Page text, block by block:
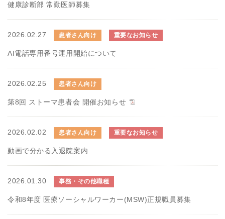
健康診断部 常勤医師募集
2026.02.27 患者さん向け 重要なお知らせ
AI電話専用番号運用開始について
2026.02.25 患者さん向け
第8回 ストーマ患者会 開催お知らせ
2026.02.02 患者さん向け 重要なお知らせ
動画で分かる入退院案内
2026.01.30 事務・その他職種
令和8年度 医療ソーシャルワーカー(MSW)正規職員募集